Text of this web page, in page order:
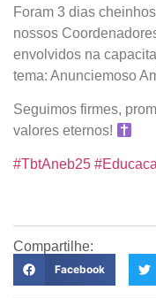
Foram 3 dias
nossos
envolvidos na
tema: Anunciemoso
Seguimos firmes,
valores eternos!
#TbtAneb25
Compartilhe:
Facebook